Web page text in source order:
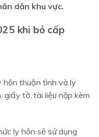
dân khu vực.
khi bỏ cấp
hôn thuận tình và ly
giấy tờ, tài liệu nộp kèm
ly hôn sẽ sử dụng